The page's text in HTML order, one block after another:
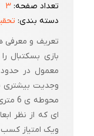
تعداد صفحه:۳
دسته بندی:
تعریف و معرفی
بازی بسکتبال
معمول در حدود
وجدیت بیشتری
ای که از نظر
ویک امتیاز